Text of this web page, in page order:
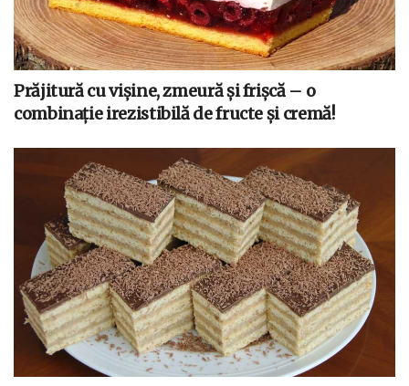
Prăjitură cu vișine, zmeură și frișcă – o
combinație irezistibilă de fructe și cremă!